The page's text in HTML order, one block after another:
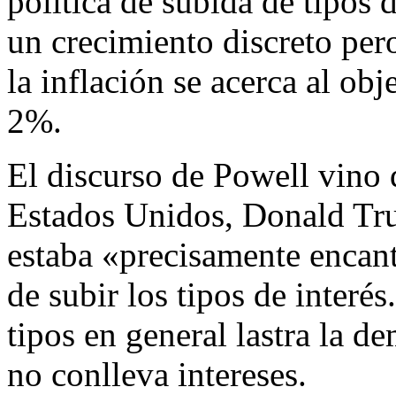
un crecimiento discreto
la inflación se acerca al
2%.
El discurso de Powell vino
Estados Unidos, Donald
estaba «precisamente
de subir los tipos de
tipos en general lastra la
no conlleva intereses.